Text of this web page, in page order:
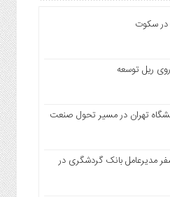
سکوت
ریل توسعه
تهران در مسیر تحول صنعت
مدیرعامل بانک گردشگری در